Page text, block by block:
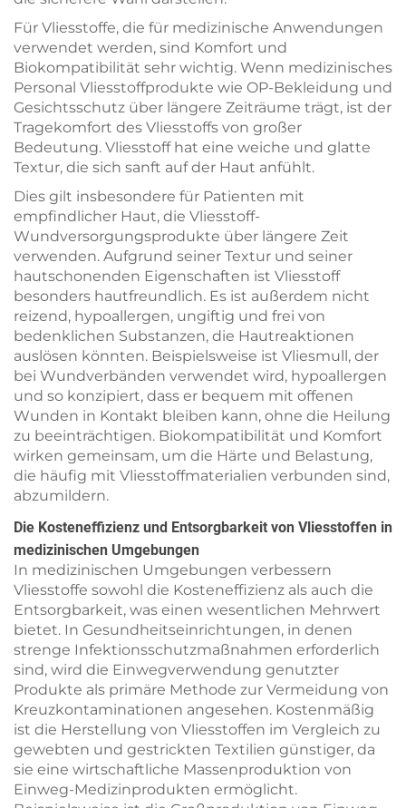
Für Vliesstoffe, die für medizinische Anwendungen
verwendet werden, sind Komfort und
Biokompatibilität sehr wichtig. Wenn medizinisches
Personal Vliesstoffprodukte wie OP-Bekleidung und
Gesichtsschutz über längere Zeiträume trägt, ist der
Tragekomfort des Vliesstoffs von großer
Bedeutung. Vliesstoff hat eine weiche und glatte
Textur, die sich sanft auf der Haut anfühlt.
Dies gilt insbesondere für Patienten mit
empfindlicher Haut, die Vliesstoff-
Wundversorgungsprodukte über längere Zeit
verwenden. Aufgrund seiner Textur und seiner
hautschonenden Eigenschaften ist Vliesstoff
besonders hautfreundlich. Es ist außerdem nicht
reizend, hypoallergen, ungiftig und frei von
bedenklichen Substanzen, die Hautreaktionen
auslösen könnten. Beispielsweise ist Vliesmull, der
bei Wundverbänden verwendet wird, hypoallergen
und so konzipiert, dass er bequem mit offenen
Wunden in Kontakt bleiben kann, ohne die Heilung
zu beeinträchtigen. Biokompatibilität und Komfort
wirken gemeinsam, um die Härte und Belastung,
die häufig mit Vliesstoffmaterialien verbunden sind,
abzumildern.
Die Kosteneffizienz und Entsorgbarkeit von Vliesstoffen in
medizinischen Umgebungen
In medizinischen Umgebungen verbessern
Vliesstoffe sowohl die Kosteneffizienz als auch die
Entsorgbarkeit, was einen wesentlichen Mehrwert
bietet. In Gesundheitseinrichtungen, in denen
strenge Infektionsschutzmaßnahmen erforderlich
sind, wird die Einwegverwendung genutzter
Produkte als primäre Methode zur Vermeidung von
Kreuzkontaminationen angesehen. Kostenmäßig
ist die Herstellung von Vliesstoffen im Vergleich zu
gewebten und gestrickten Textilien günstiger, da
sie eine wirtschaftliche Massenproduktion von
Einweg-Medizinprodukten ermöglicht.